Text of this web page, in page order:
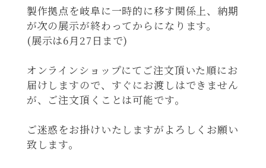
製作拠点を岐阜に一時的に移す関係上、納期
が次の展示が終わってからになります。
(展示は6月 27 日まで)
オンラインショップにてご注文頂いた順にお
届けしますので、すぐにお渡しはできません
が、ご注文頂くことは可能です。
ご迷惑をお掛けいたしますがよろしくお願い
致します。